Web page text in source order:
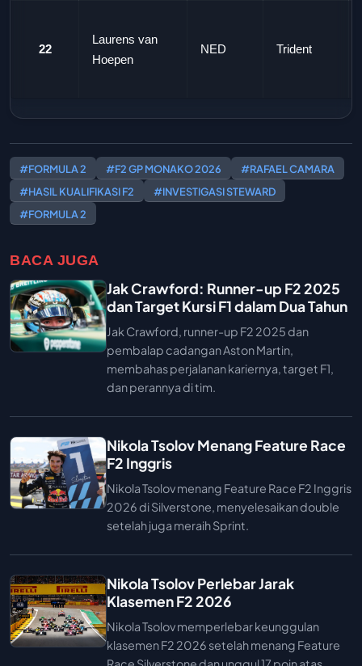
22
Laurens van
Hoepen
NED Trident
#FORMULA 2 #F2 GP MONAKO 2026
#RAFAEL CAMARA
#HASIL KUALIFIKASI F2
#INVESTIGASI STEWARD
#FORMULA 2
BACA JUGA
Jak Crawford: Runner-up F2 2025
dan Target Kursi F1 dalam Dua Tahun
Jak Crawford, runner-up F2 2025 dan
pembalap cadangan Aston Martin,
membahas perjalanan kariernya, target F1,
dan perannya di tim.
Nikola Tsolov Menang Feature Race
F2 Inggris
Nikola Tsolov menang Feature Race F2 Inggris
2026 di Silverstone, menyelesaikan double
setelah juga meraih Sprint.
Nikola Tsolov Perlebar Jarak
Klasemen F2 2026
Nikola Tsolov memperlebar keunggulan
klasemen F2 2026 setelah menang Feature